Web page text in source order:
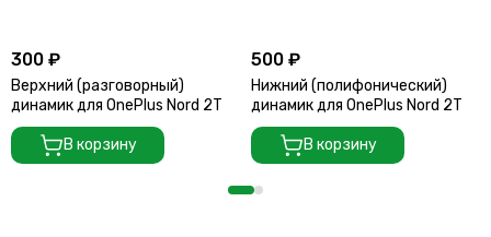
300 ₽
Верхний (разговорный)
динамик для OnePlus Nord 2T
В корзину
500 ₽
Нижний (полифонический)
динамик для OnePlus Nord 2T
В корзину